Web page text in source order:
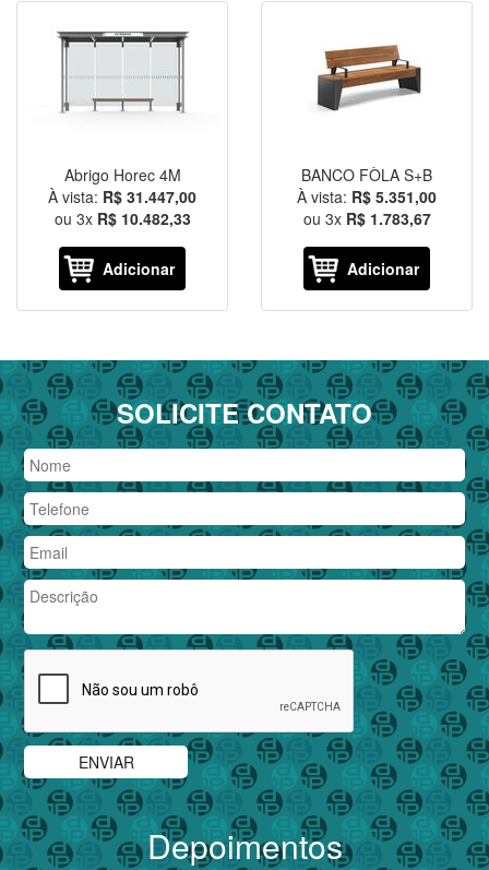
Abrigo Horec 4M
À vista: R$ 31.447,00
ou 3x R$ 10.482,33
Adicionar
BANCO FÒLA S+B
À vista: R$ 5.351,00
ou 3x R$ 1.783,67
Adicionar
SOLICITE CONTATO
Depoimentos